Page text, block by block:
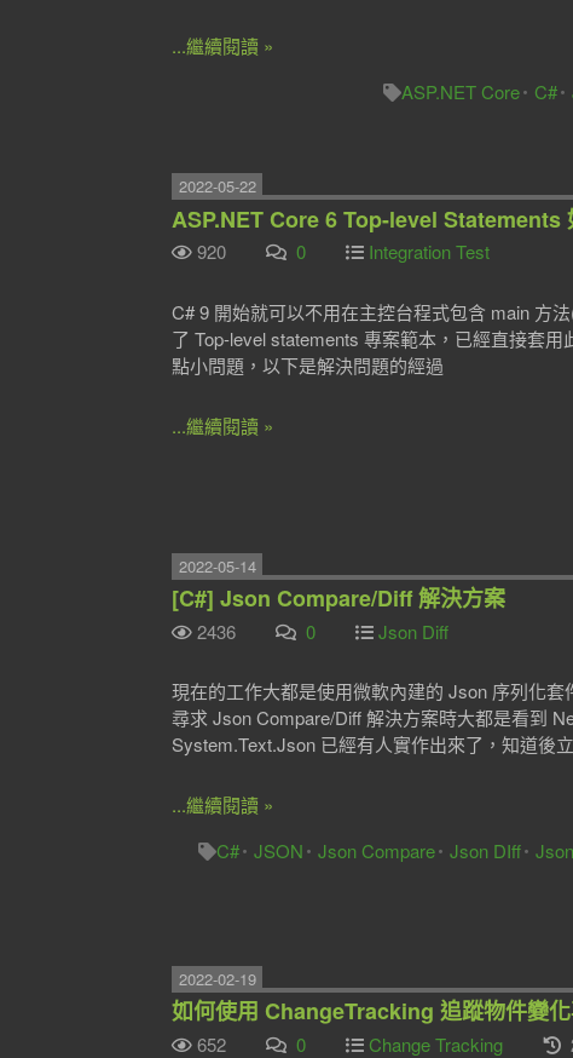
...繼續閱讀 »
ASP.NET Core
C#
2022-05-22
ASP.NET Core 6 Top-level
920 0 Integration Test
C# 9 開始就可以不用在主控台程式包含 main 方
了 Top-level statements 專案範本，已經直接套
點小問題，以下是解決問題的經過
...繼續閱讀 »
2022-05-14
[C#] Json Compare/Diff 解決方案
2436 0 Json Diff
現在的工作大都是使用微軟內建的 Json 序列化
尋求 Json Compare/Diff 解決方案時大都是看到
System.Text.Json 已經有人實作出來了，知道後
...繼續閱讀 »
C# JSON Json Compare Json DIff
2022-02-19
如何使用 ChangeTracking 追蹤物件變
652 0 Change Tracking